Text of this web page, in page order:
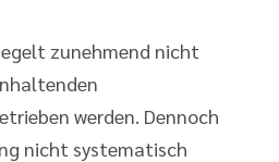
zunehmend nicht
werden. Dennoch
nicht systematisch